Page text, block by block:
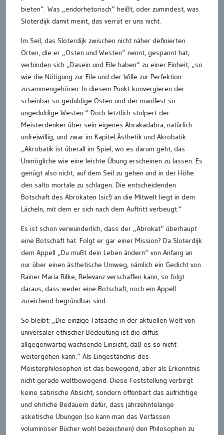
bieten“. Was „endorhetorisch“ heißt, oder zumindest, was
Sloterdijk damit meint, das verrät er uns nicht.
Im Seil, das Sloterdijk zwischen nicht näher definierten
Orten, die er „Osten und Westen“ nennt, gespannt hat,
verbinden sich „Dasein und Eile haben“ zu einer Einheit, „so
wie die Nötigung zur Eile und der Wille zur Perfektion
zusammengehören. In diesem Punkt konvergieren der
scheinbar so geduldige Osten und der manifest so
ungeduldige Westen.“ Doch letztlich stolpert der
Meisterdenker über sein eigenes Abrakadabra, natürlich
unfreiwillig, und zwar im Kapitel Ästhetik und Akrobatik:
„Akrobatik ist überall im Spiel, wo es darum geht, das
Unmögliche wie eine leichte Übung erscheinen zu lassen. Es
genügt also nicht, auf dem Seil zu gehen und in der Höhe
den salto mortale zu schlagen. Die entscheidenden
Botschaft des Abrokaten (sic!) an die Mitwelt liegt in dem
Lächeln, mit dem er sich nach dem Auftritt verbeugt.“
Es ist schon verwunderlich, dass der „Abrokat“ überhaupt
eine Botschaft hat. Folgt er gar einer Mission? Da Sloterdijk
dem Appell „Du mußt dein Leben ändern“ von Anfang an
nur über einen ästhetische Umweg, nämlich ein Gedicht von
Rainer Maria Rilke, Relevanz verschaffen kann, so folgt
daraus, dass weder eine Botschaft, noch ein Appell
zureichend begründbar sind.
So bleibt: „Die einzige Tatsache in der aktuellen Welt von
universaler ethischer Bedeutung ist die diffus
allgegenwärtig wachsende Einsicht, daß es so nicht
weitergehen kann.“ Als Eingeständnis des
Meisterphilosophen ist das bewegend, aber als Erkenntnis
nicht gerade weltbewegend. Diese Feststellung verbirgt
keine satirische Absicht, sondern offenbart das aufrichtige
und ehrliche Bedauern dafür, dass jahrzehntelange
asketische Übungen (so kann man das Verfassen
voluminöser Bücher wohl bezeichnen) den Philosophen zu